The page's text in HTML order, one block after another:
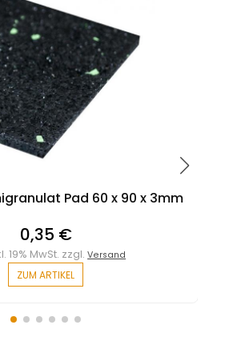
Pad 60 x 90 x 3mm
0,35 €
19% MwSt. zzgl.Versand
ZUM ARTIKEL